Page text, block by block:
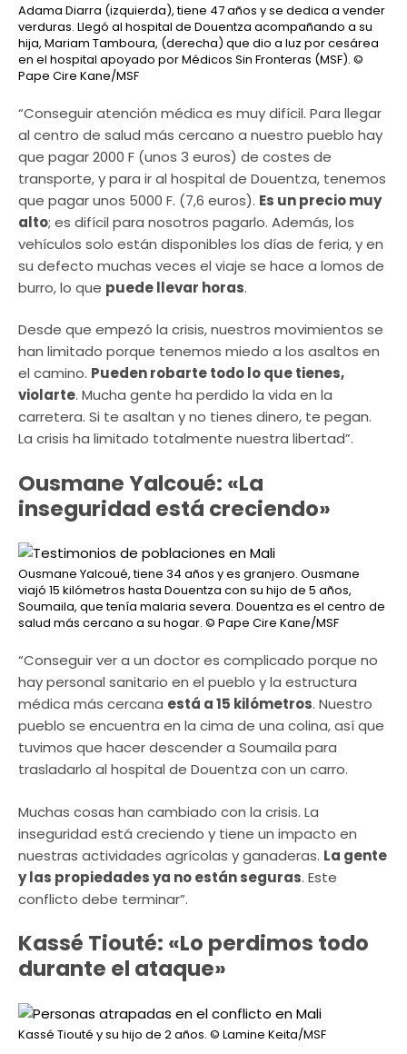
Adama Diarra (izquierda), tiene 47 años y se dedica a vender
verduras. Llegó al hospital de Douentza acompañando a su
hija, Mariam Tamboura, (derecha) que dio a luz por cesárea
en el hospital apoyado por Médicos Sin Fronteras (MSF). ©
Pape Cire Kane/MSF
“Conseguir atención médica es muy difícil. Para llegar
al centro de salud más cercano a nuestro pueblo hay
que pagar 2000 F (unos 3 euros) de costes de
transporte, y para ir al hospital de Douentza, tenemos
que pagar unos 5000 F. (7,6 euros). Es un precio muy
alto; es difícil para nosotros pagarlo. Además, los
vehículos solo están disponibles los días de feria, y en
su defecto muchas veces el viaje se hace a lomos de
burro, lo que puede llevar horas.
Desde que empezó la crisis, nuestros movimientos se
han limitado porque tenemos miedo a los asaltos en
el camino. Pueden robarte todo lo que tienes,
violarte. Mucha gente ha perdido la vida en la
carretera. Si te asaltan y no tienes dinero, te pegan.
La crisis ha limitado totalmente nuestra libertad”.
Ousmane Yalcoué: «La
inseguridad está creciendo»
Ousmane Yalcoué, tiene 34 años y es granjero. Ousmane
viajó 15 kilómetros hasta Douentza con su hijo de 5 años,
Soumaila, que tenía malaria severa. Douentza es el centro de
salud más cercano a su hogar. © Pape Cire Kane/MSF
“Conseguir ver a un doctor es complicado porque no
hay personal sanitario en el pueblo y la estructura
médica más cercana está a 15 kilómetros. Nuestro
pueblo se encuentra en la cima de una colina, así que
tuvimos que hacer descender a Soumaila para
trasladarlo al hospital de Douentza con un carro.
Muchas cosas han cambiado con la crisis. La
inseguridad está creciendo y tiene un impacto en
nuestras actividades agrícolas y ganaderas. La gente
y las propiedades ya no están seguras. Este
conflicto debe terminar”.
Kassé Tiouté: «Lo perdimos todo
durante el ataque»
Kassé Tiouté y su hijo de 2 años. © Lamine Keita/MSF